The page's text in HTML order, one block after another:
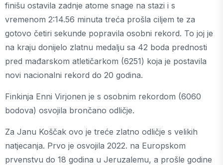
finišu ostavila zadnje atome snage na stazi i s
vremenom 2:14.56 minuta treća prošla ciljem te za
gotovo četiri sekunde popravila osobni rekord. To joj je
na kraju donijelo zlatnu medalju sa 42 boda prednosti
pred mađarskom atletičarkom (6251) koja je postavila
novi nacionalni rekord do 20 godina.
Finkinja Enni Virjonen je s osobnim rekordom (6060
bodova) osvojila brončano odličje.
Za Janu Koščak ovo je treće zlatno odličje s velikih
natjecanja. Prvo je osvojila 2022. na Europskom
prvenstvu do 18 godina u Jeruzalemu, a prošle godine